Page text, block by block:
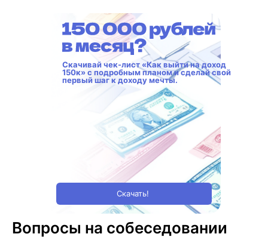
Скачивай чек-лист «Как выйти на доход
150к» с подробным планом и сделай свой
первый шаг к доходу мечты.
Скачать!
Вопросы на собеседовании